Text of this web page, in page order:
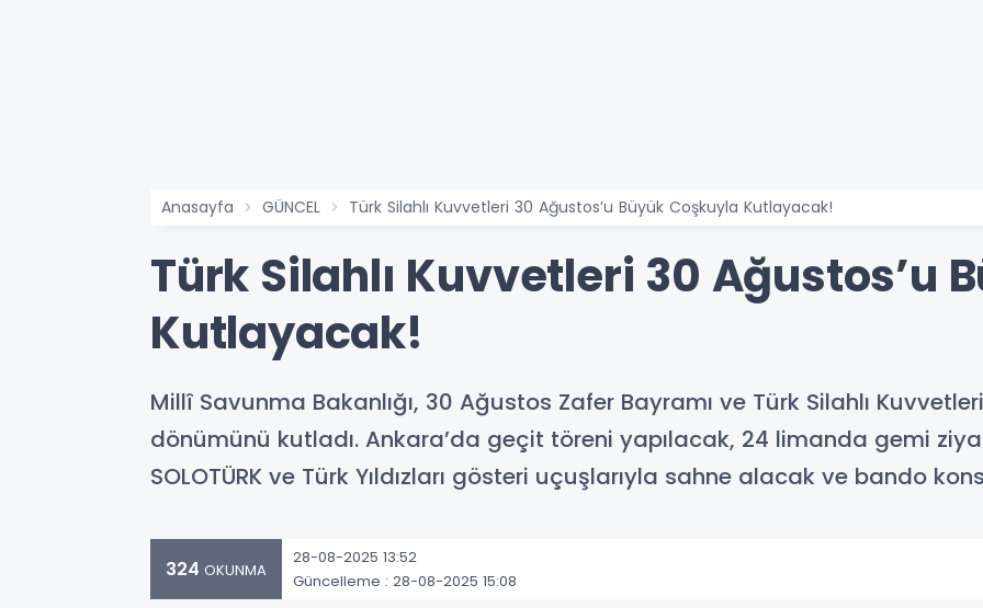
Anasayfa GÜNCEL Türk Silahlı Kuvvetleri 30 Ağustos’u Büyük Coşkuyla Kutlayacak!
Türk Silahlı Kuvvetleri 30 Ağustos’u
Kutlayacak!
Millî Savunma Bakanlığı, 30 Ağustos Zafer Bayramı ve Türk Silahlı Kuvvetleri
dönümünü kutladı. Ankara’da geçit töreni yapılacak, 24 limanda gemi
SOLOTÜRK ve Türk Yıldızları gösteri uçuşlarıyla sahne alacak ve bando
324 OKUNMA
28-08-2025 13:52
Güncelleme : 28-08-2025 15:08